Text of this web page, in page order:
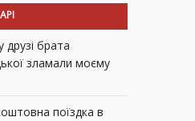
друзі брата
зламали моєму
поїздка в